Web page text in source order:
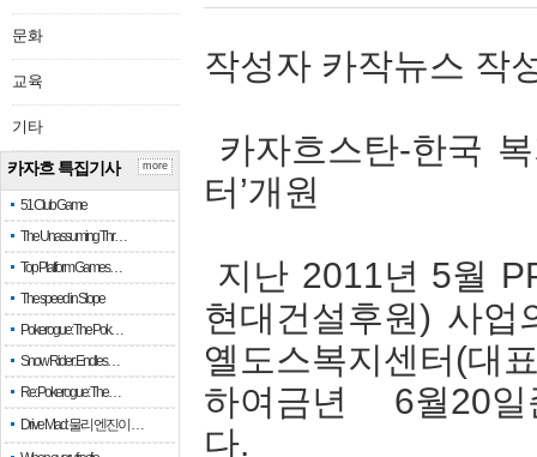
문화
교육
기타
카자흐 특집기사
51 Club Game
The Unassuming Thr…
Top Platform Games…
The speed in Slope
Pokerogue: The Pok…
Snow Rider: Endles…
Re: Pokerogue: The…
Drive Mad: 물리 엔진이 …
more
작성자 카작뉴스 작
카자흐스탄-한국
터’개원
지난 2011년 5월
현대건설후원) 사업
옐도스복지센터(대
하여금년 6월20일
다.